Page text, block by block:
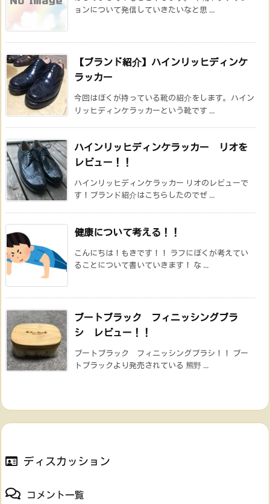
ョンについて発信していきたいなと思 ...
【ブランド紹介】ハインリッヒディンケ
ラッカー
今回はぼくが持っている靴の紹介をします。ハイン
リッヒディンケラッカーという靴です ...
ハインリッヒディンケラッカー リオを
レビュー！！
ハインリッヒディンケラッカー リオのレビューで
す！ブランド紹介はこちらしたのでぜ ...
健康について考える！！
こんにちは！もきです！！ ラフにぼくが考えてい
ることについて書いていきます！ な ...
ブートブラック フィニッシングブラ
シ レビュー！！
ブートブラック フィニッシングブラシ！！ ブー
トブラックより発売されている 熊野 ...
ディスカッション
コメント一覧